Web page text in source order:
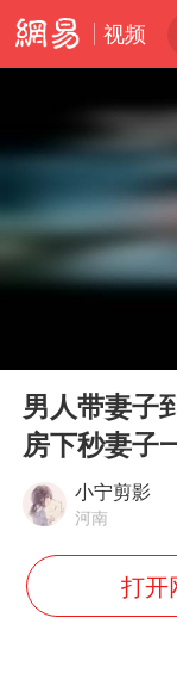
视频
Play
男人带妻子
房下秒妻子
小宁剪影
河南
打开